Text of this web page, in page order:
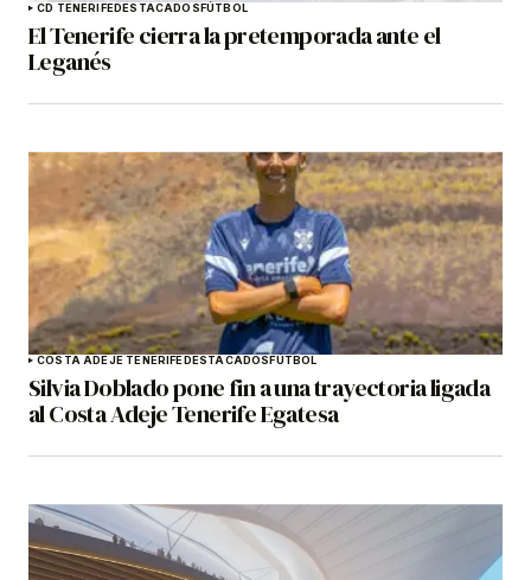
CD TENERIFEDESTACADOSFÚTBOL
El Tenerife cierra la pretemporada ante el
Leganés
COSTA ADEJE TENERIFEDESTACADOSFÚTBOL
Silvia Doblado pone fin a una trayectoria ligada
al Costa Adeje Tenerife Egatesa